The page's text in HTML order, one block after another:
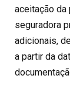
aceitação
seguradora
adicionais,
a partir da